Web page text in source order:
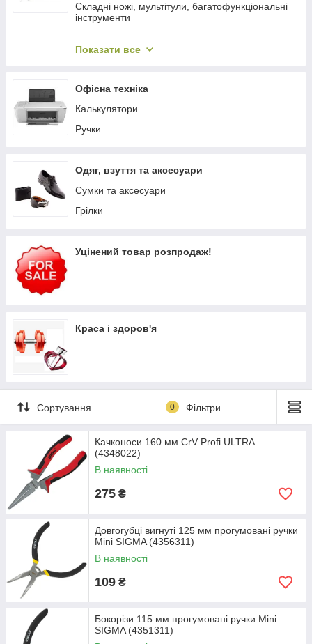
Складні ножі, мультітули, багатофункціональні
інструменти
Плиты электрические
Показати все
Офісна техніка
Калькулятори
Ручки
Одяг, взуття та аксесуари
Сумки та аксесуари
Грілки
Уцінений товар розпродаж!
Краса і здоров'я
Сортування 0 Фільтри
Качконоси 160 мм CrV Profi ULTRA
(4348022)
В наявності
275 ₴
Довгогубці вигнуті 125 мм прогумовані ручки
Mini SIGMA (4356311)
В наявності
109 ₴
Бокорізи 115 мм прогумовані ручки Mini
SIGMA (4351311)